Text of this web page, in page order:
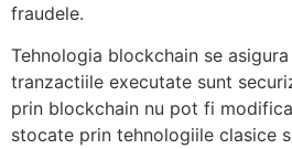
fraudele.
Tehnologia blockchain se
tranzactiile executate sunt
prin blockchain nu pot fi
stocate prin tehnologiile clasice